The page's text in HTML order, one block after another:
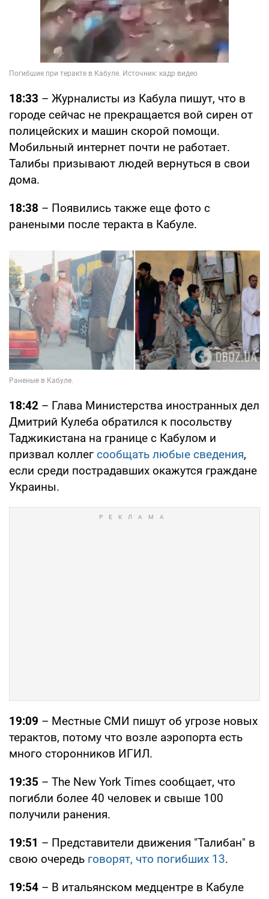
18:33 – Журналисты из Кабула пишут, что в
городе сейчас не прекращается вой сирен от
полицейских и машин скорой помощи.
Мобильный интернет почти не работает.
Талибы призывают людей вернуться в свои
дома.
18:38 – Появились также еще фото с
ранеными после теракта в Кабуле.
18:42 – Глава Министерства иностранных дел
Дмитрий Кулеба обратился к посольству
Таджикистана на границе с Кабулом и
призвал коллег сообщать любые сведения,
если среди пострадавших окажутся граждане
Украины.
19:09 – Местные СМИ пишут об угрозе новых
терактов, потому что возле аэропорта есть
много сторонников ИГИЛ.
19:35 – The New York Times сообщает, что
погибли более 40 человек и свыше 100
получили ранения.
19:51 – Представители движения "Талибан" в
свою очередь говорят, что погибших 13.
19:54 – В итальянском медцентре в Кабуле